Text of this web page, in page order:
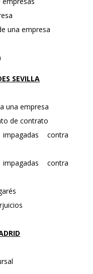
una empresa
SEVILLA
una empresa
de contrato
contra
contra